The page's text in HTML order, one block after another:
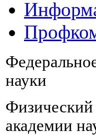
науки
академии